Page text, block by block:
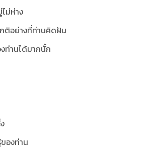
ม่ห่าง
ติอย่างที่ท่านคิดฝัน
ท่านได้มากนั้ก
องท่าน